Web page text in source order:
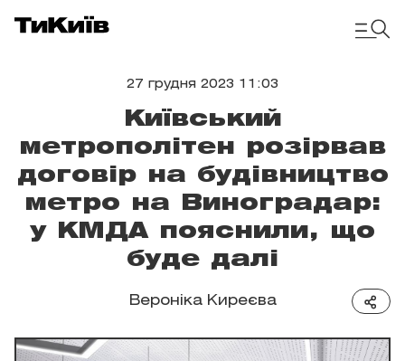
27 грудня 2023 11:03
Київський
метрополітен розірвав
договір на будівництво
метро на Виноградар:
у КМДА пояснили, що
буде далі
Вероніка Киреєва